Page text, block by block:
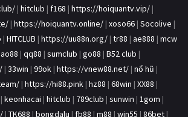
| hitclub | f168 | https://hoiquantv.vip/ |
| https://hoiquantv.online/ | xoso66 | Socolive |
| HITCLUB | https://uu88n.org/ | tr88 | ae888 | mcw
ao88 | qq88 | sumclub | go88 | B52 club |
| 33win | 99ok | https://vnew88.net/ | nổ hũ |
| https://hi88.pink | hz88 | 68win | XX88 |
| keonhacai | hitclub | 789club | sunwin | 1gom |
| TK688 | bongdalu | fb88 | m88 | win55 | 86bet |